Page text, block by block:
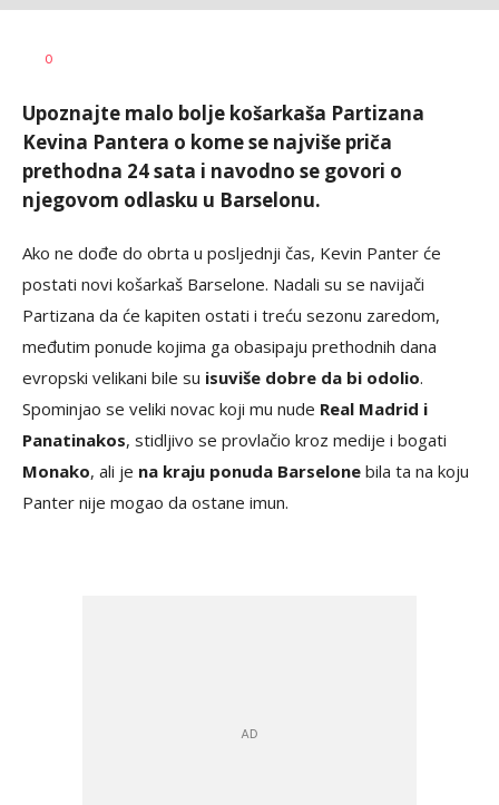
0
Upoznajte malo bolje košarkaša Partizana
Kevina Pantera o kome se najviše priča
prethodna 24 sata i navodno se govori o
njegovom odlasku u Barselonu.
Ako ne dođe do obrta u posljednji čas, Kevin Panter će
postati novi košarkaš Barselone. Nadali su se navijači
Partizana da će kapiten ostati i treću sezonu zaredom,
međutim ponude kojima ga obasipaju prethodnih dana
evropski velikani bile su isuviše dobre da bi odolio.
Spominjao se veliki novac koji mu nude Real Madrid i
Panatinakos, stidljivo se provlačio kroz medije i bogati
Monako, ali je na kraju ponuda Barselone bila ta na koju
Panter nije mogao da ostane imun.